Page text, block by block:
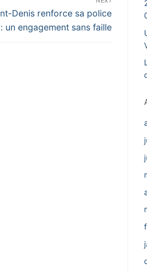
Denis renforce sa police
un engagement sans faille